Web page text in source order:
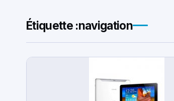
Étiquette :navigation